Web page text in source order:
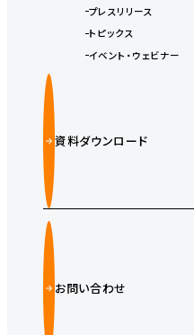
プレスリリース
トピックス
イベント・ウェビナー
資料ダウンロード
お問い合わせ